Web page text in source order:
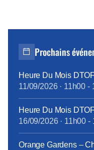
Prochains
Heure Du Mois
11/09/2026· 11h00 -
Heure Du Mois
16/09/2026· 11h00 -
Orange Gardens –